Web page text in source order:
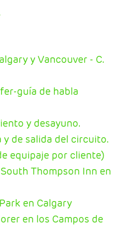
y Vancouver - C.
guía de habla
y desayuno.
de salida del circuito.
equipaje por cliente)
Thompson Inn en
en Calgary
en los Campos de